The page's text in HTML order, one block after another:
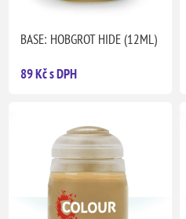
BASE: HOBGROT HIDE (12ML)
89 Kč s DPH